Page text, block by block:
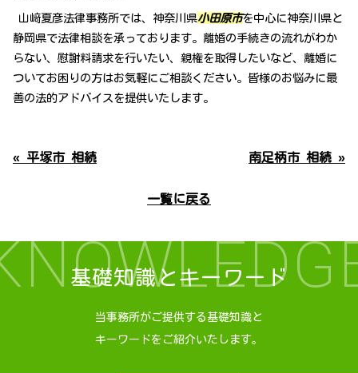
山﨑夏彦法律事務所では、神奈川県小田原市を中心に神奈川県と
静岡県で法律相談を承っております。離婚の手続きの流れがわか
らない、慰謝料請求を行いたい、親権を取得したいなど、離婚に
ついてお困りの方はお気軽にご相談ください。皆様のお悩みに最
善の法的アドバイスを提供いたします。
« 平塚市 相続 南足柄市 相続 »
一覧に戻る
基礎知識とキーワード
当事務所がご提供する基礎知識と
キーワードをご紹介いたします。